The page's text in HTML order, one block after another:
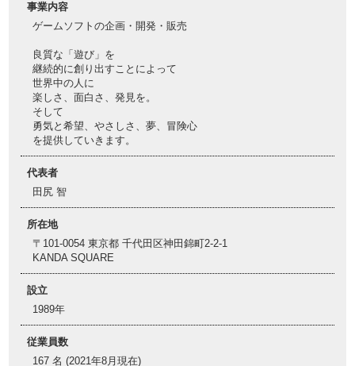
事業内容
ゲームソフトの企画・開発・販売
良質な「遊び」を
継続的に創り出すことによって
世界中の人に
楽しさ、面白さ、発見を。
そして
勇気と希望、やさしさ、夢、冒険心
を提供していきます。
代表者
田尻 智
所在地
〒101-0054 東京都 千代田区神田錦町2-2-1
KANDA SQUARE
設立
1989年
従業員数
167 名 (2021年8月現在)